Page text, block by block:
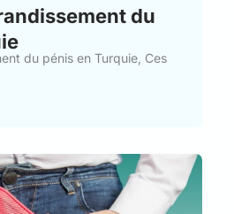
du
du pénis en Turquie, Ces